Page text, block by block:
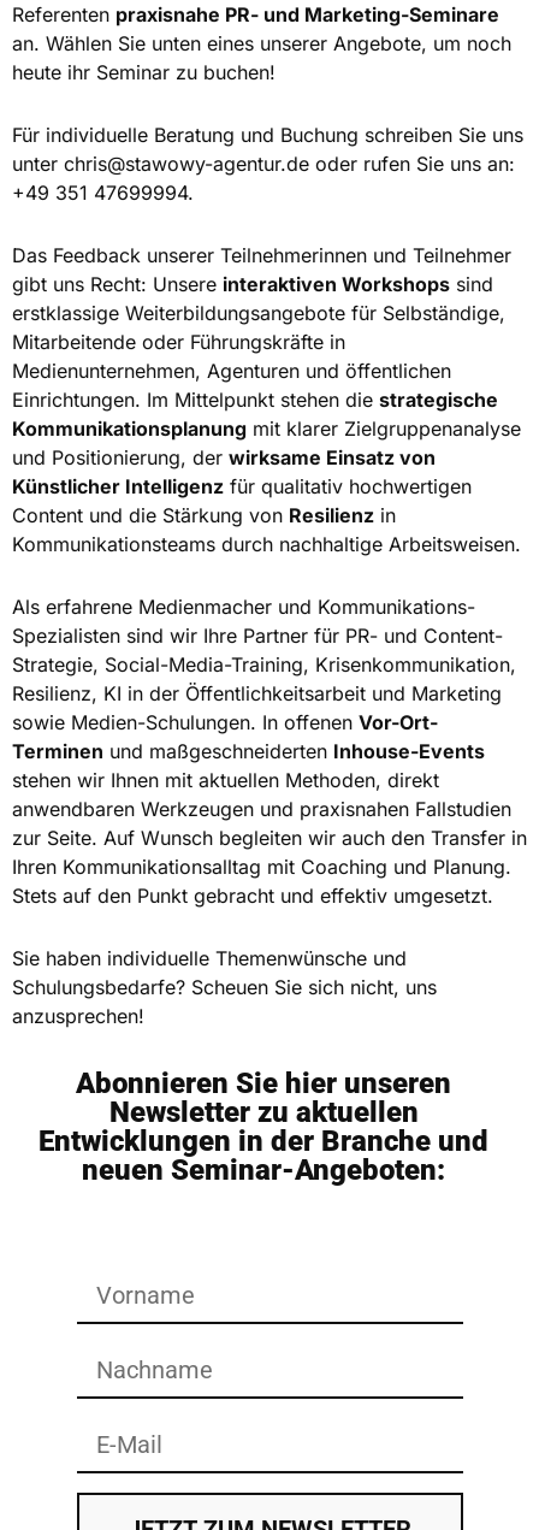
Referenten praxisnahe PR- und Marketing-Seminare
an. Wählen Sie unten eines unserer Angebote, um noch
heute ihr Seminar zu buchen!
Für individuelle Beratung und Buchung schreiben Sie uns
unter chris@stawowy-agentur.de oder rufen Sie uns an:
+49 351 47699994.
Das Feedback unserer Teilnehmerinnen und Teilnehmer
gibt uns Recht: Unsere interaktiven Workshops sind
erstklassige Weiterbildungsangebote für Selbständige,
Mitarbeitende oder Führungskräfte in
Medienunternehmen, Agenturen und öffentlichen
Einrichtungen. Im Mittelpunkt stehen die strategische
Kommunikationsplanung mit klarer Zielgruppenanalyse
und Positionierung, der wirksame Einsatz von
Künstlicher Intelligenz für qualitativ hochwertigen
Content und die Stärkung von Resilienz in
Kommunikationsteams durch nachhaltige Arbeitsweisen.
Als erfahrene Medienmacher und Kommunikations-
Spezialisten sind wir Ihre Partner für PR- und Content-
Strategie, Social-Media-Training, Krisenkommunikation,
Resilienz, KI in der Öffentlichkeitsarbeit und Marketing
sowie Medien-Schulungen. In offenen Vor-Ort-
Terminen und maßgeschneiderten Inhouse-Events
stehen wir Ihnen mit aktuellen Methoden, direkt
anwendbaren Werkzeugen und praxisnahen Fallstudien
zur Seite. Auf Wunsch begleiten wir auch den Transfer in
Ihren Kommunikationsalltag mit Coaching und Planung.
Stets auf den Punkt gebracht und effektiv umgesetzt.
Sie haben individuelle Themenwünsche und
Schulungsbedarfe? Scheuen Sie sich nicht, uns
anzusprechen!
Abonnieren Sie hier unseren
Newsletter zu aktuellen
Entwicklungen in der Branche und
neuen Seminar-Angeboten: